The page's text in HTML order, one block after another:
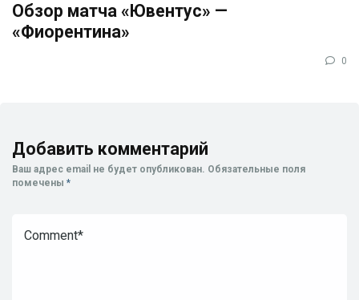
Обзор матча «Ювентус» —
«Фиорентина»
0
Добавить комментарий
Ваш адрес email не будет опубликован. Обязательные поля
помечены *